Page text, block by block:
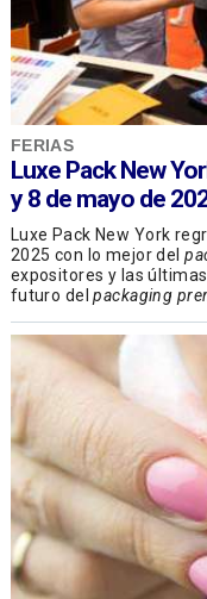
FERIAS
Luxe Pack New
y 8 de mayo de
Luxe Pack New York
2025 con lo mejor del
expositores y las
futuro delpackaging